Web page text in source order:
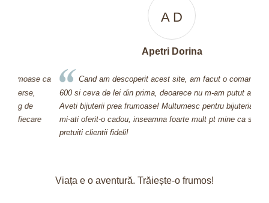
Apetri Dorina
Cand am descoperit acest site, am facut o comanda de
600 si ceva de lei din prima, deoarece nu m-am putut abtine.
Aveti bijuterii prea frumoase! Multumesc pentru bijuteria pe care
mi-ati oferit-o cadou, inseamna foarte mult pt mine ca stiti sa va
pretuiti clientii fideli!
Viața e o aventură. Trăiește-o frumos!